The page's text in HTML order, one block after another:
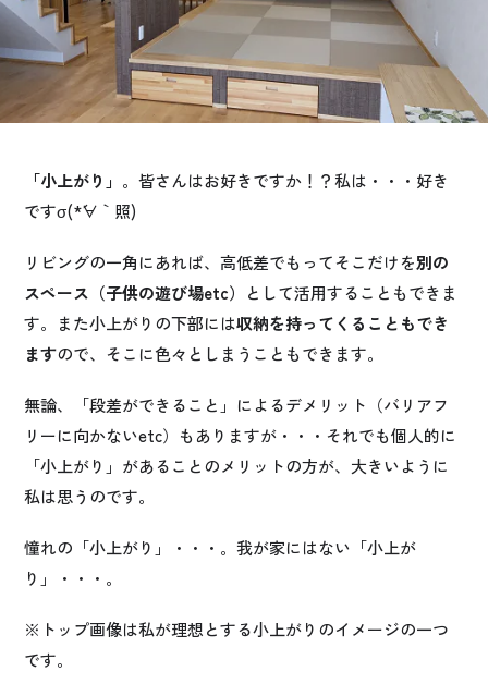
お役立ち情報
公式SNSをチェック
プライバシーポリシー
「小上がり」 。皆さんはお好きですか！？私は・・・好き
ですσ(*´∀｀照)
リビングの一角にあれば、高低差でもってそこだけを別の
スペース（子供の遊び場etc）
として活用することもできま
す。また小上がりの下部には収納を持ってくることもでき
ますので、そこに色々としまうこともできます。
無論、「段差ができること」によるデメリット（バリアフ
リーに向かないetc）もありますが・・・それでも個人的に
「小上がり」があることのメリットの方が、大きいように
私は思うのです。
憧れの「小上がり」・・・。我が家にはない「小上が
り」・・・。
※トップ画像は私が理想とする小上がりのイメージの一つ
です。